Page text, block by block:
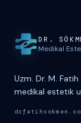
Site haritası ve
DR. S Ö
Medikal
Uzm. Dr. M.
medikal estetik